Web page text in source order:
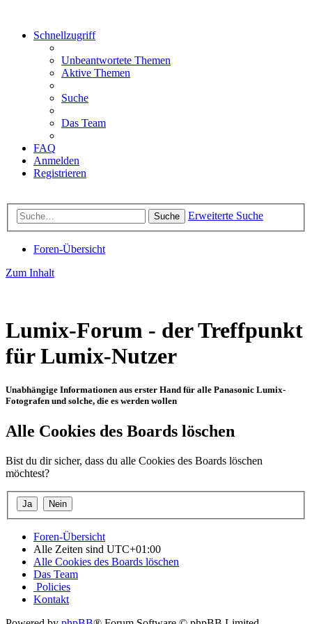
Schnellzugriff
Unbeantwortete Themen
Aktive Themen
Suche
Das Team
FAQ
Anmelden
Registrieren
Suche Erweiterte Suche
Foren-Übersicht
Zum Inhalt
Lumix-Forum - der Treffpunkt
für Lumix-Nutzer
Unabhängige Informationen aus erster Hand für alle Panasonic Lumix-
Fotografen und solche, die es werden wollen
Alle Cookies des Boards löschen
Bist du dir sicher, dass du alle Cookies des Boards löschen
möchtest?
Foren-Übersicht
Alle Zeiten sind UTC+01:00
Alle Cookies des Boards löschen
Das Team
Policies
Kontakt